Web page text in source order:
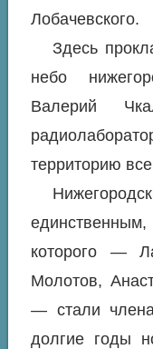
Лобачевского.
Здесь
небо
Валерий
территорию
которого —
Молотов,
— стали
долгие годы